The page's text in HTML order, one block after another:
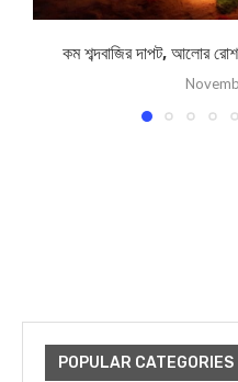
কম শব্দবাজির দাপট, আলোর
POPULAR CATEGORIES